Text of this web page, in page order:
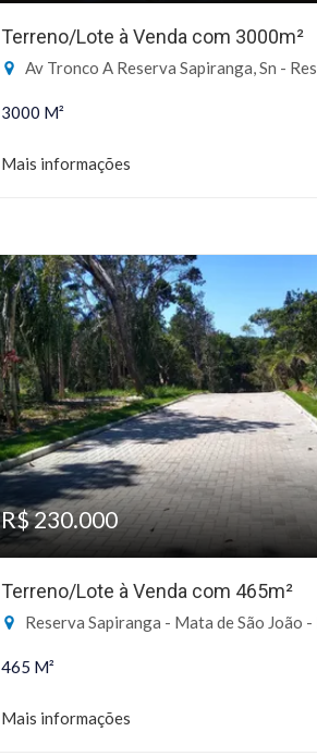
Terreno/Lote à Venda com 3000m²
Av Tronco A Reserva Sapiranga, Sn - Reserva Sapiranga,
3000 M²
Mais informações
R$ 230.000
Terreno/Lote à Venda com 465m²
Reserva Sapiranga - Mata de São João - BA, S/N - Reserva Sapiranga,
465 M²
Mais informações